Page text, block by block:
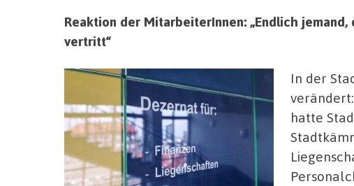
Reaktion der MitarbeiterInnen: „Endlich
vertritt“
In der
hatte